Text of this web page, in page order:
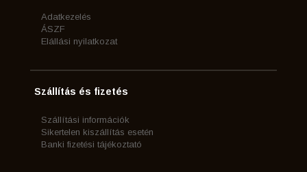
Adatkezelés
ÁSZF
Elállási nyilatkozat
Szállítás és fizetés
Szállítási információk
Sikertelen kiszállítás esetén
Banki fizetési tájékoztató